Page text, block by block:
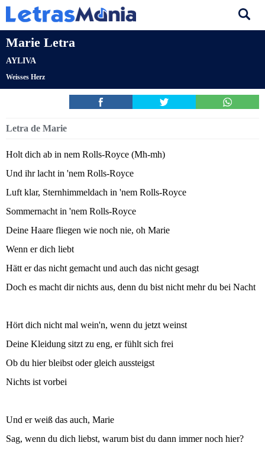
Marie Letra
AYLIVA
Weisses Herz
Letra de Marie
Holt dich ab in nem Rolls-Royce (Mh-mh)
Und ihr lacht in 'nem Rolls-Royce
Luft klar, Sternhimmeldach in 'nem Rolls-Royce
Sommernacht in 'nem Rolls-Royce
Deine Haare fliegen wie noch nie, oh Marie
Wenn er dich liebt
Hätt er das nicht gemacht und auch das nicht gesagt
Doch es macht dir nichts aus, denn du bist nicht mehr du bei Nacht
Hört dich nicht mal wein'n, wenn du jetzt weinst
Deine Kleidung sitzt zu eng, er fühlt sich frei
Ob du hier bleibst oder gleich aussteigst
Nichts ist vorbei
Und er weiß das auch, Marie
Sag, wenn du dich liebst, warum bist du dann immer noch hier?